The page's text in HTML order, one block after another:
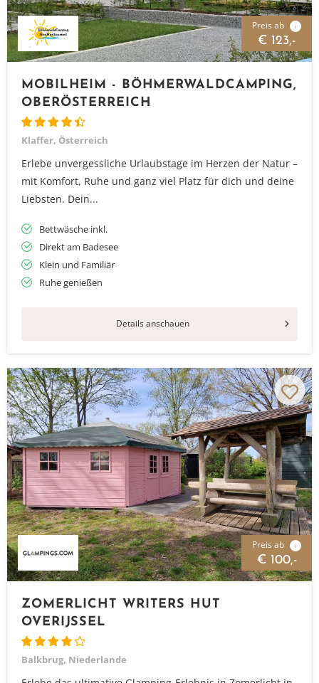
Preis ab i
€ 123,-
MOBILHEIM - BÖHMERWALDCAMPING,
OBERÖSTERREICH
Klaffer, Österreich
Erlebe unvergessliche Urlaubstage im Herzen der Natur –
mit Komfort, Ruhe und ganz viel Platz für dich und deine
Liebsten. Dein...
Bettwäsche inkl.
Direkt am Badesee
Klein und Familiär
Ruhe genießen
Details anschauen
Preis ab i
€ 100,-
ZOMERLICHT WRITERS HUT
OVERIJSSEL
Balkbrug, Niederlande